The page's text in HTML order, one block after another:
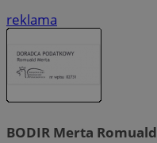
reklama
BODIR Merta Romuald